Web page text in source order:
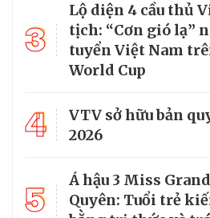
3
Lộ diện 4 cầu thủ
tịch: “Cơn gió lạ”
tuyển Việt Nam
World Cup
4
VTV sở hữu bản
2026
5
Á hậu 3 Miss
Quyên: Tuổi trẻ